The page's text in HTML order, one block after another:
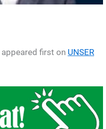
appeared first on UNSER